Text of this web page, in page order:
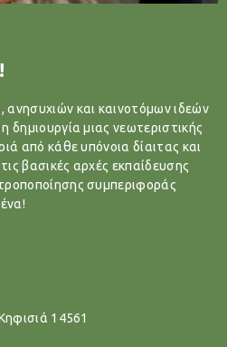
και καινοτόμων ιδεών
μιας νεωτεριστικής
από κάθε υπόνοια δίαιτας και
βασικές αρχές εκπαίδευσης
συμπεριφοράς
14561